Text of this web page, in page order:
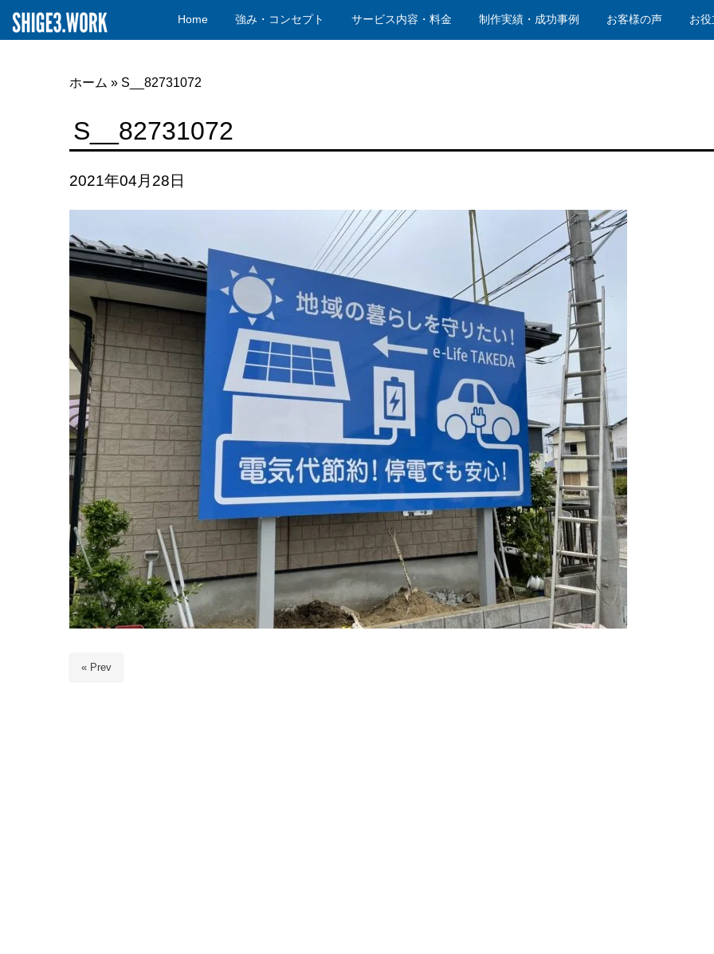
Home 強み・コンセプト サービス内容・料金 制作実績・成功事例 お客様の声 お
ホーム » S__82731072
S__82731072
2021年04月28日
« Prev